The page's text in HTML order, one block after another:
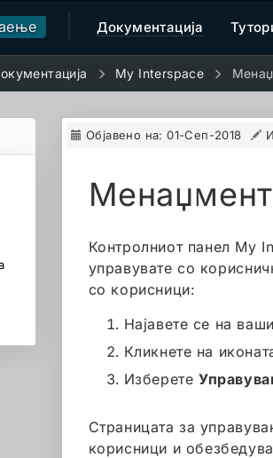
Документација
My Interspace
Објавено на:01-Сеп-2018
Контролниот панел My
управувате со
со корисници:
Најавете се на
Кликнете на
Изберете
Страницата за
корисници и